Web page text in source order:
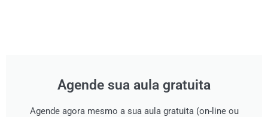
Agende sua aula gratuita
Agende agora mesmo a sua aula gratuita (on-line ou